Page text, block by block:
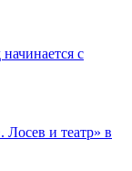
с
и театр» в